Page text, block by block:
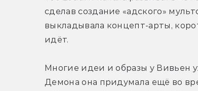
сделав создание «адского»
выкладывала концепт-арты,
идёт.
Многие идеи и образы у Вивьен
Демона она придумала ещё во